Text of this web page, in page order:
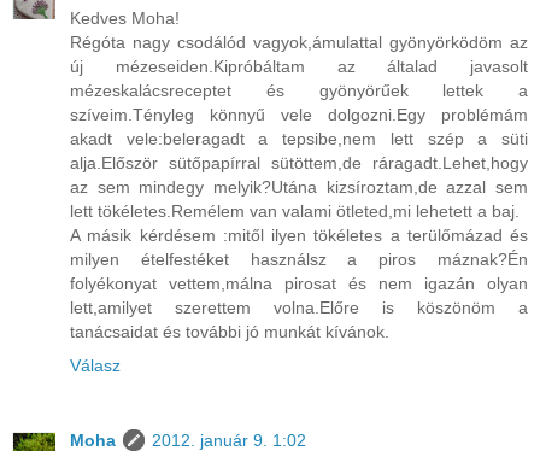
Kedves Moha!
Régóta nagy csodálód vagyok,ámulattal gyönyörködöm az
új mézeseiden.Kipróbáltam az általad javasolt
mézeskalácsreceptet és gyönyörűek lettek a
szíveim.Tényleg könnyű vele dolgozni.Egy problémám
akadt vele:beleragadt a tepsibe,nem lett szép a süti
alja.Először sütőpapírral sütöttem,de ráragadt.Lehet,hogy
az sem mindegy melyik?Utána kizsíroztam,de azzal sem
lett tökéletes.Remélem van valami ötleted,mi lehetett a baj.
A másik kérdésem :mitől ilyen tökéletes a terülőmázad és
milyen ételfestéket használsz a piros máznak?Én
folyékonyat vettem,málna pirosat és nem igazán olyan
lett,amilyet szerettem volna.Előre is köszönöm a
tanácsaidat és további jó munkát kívánok.
Válasz
Moha
2012. január 9. 1:02